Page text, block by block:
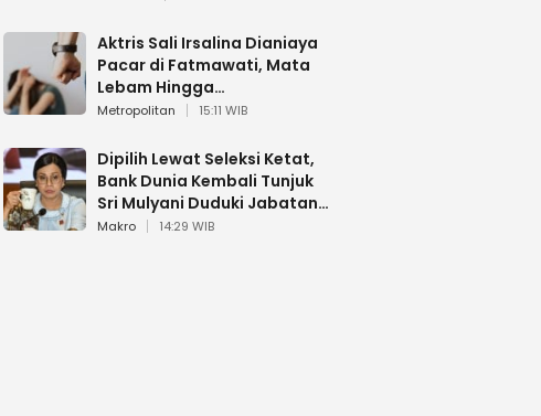
Aktris Sali Irsalina Dianiaya
Pacar di Fatmawati, Mata
Lebam Hingga
Diselamatkan Polantas
Metropolitan 15:11 WIB
Dipilih Lewat Seleksi Ketat,
Bank Dunia Kembali Tunjuk
Sri Mulyani Duduki Jabatan
Strategis
Makro 14:29 WIB